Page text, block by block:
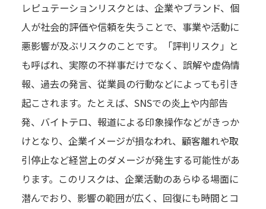
レピュテーションリスクとは、企業やブランド、個
人が社会的評価や信頼を失うことで、事業や活動に
悪影響が及ぶリスクのことです。「評判リスク」と
も呼ばれ、実際の不祥事だけでなく、誤解や虚偽情
報、過去の発言、従業員の行動などによっても引き
起こされます。たとえば、SNSでの炎上や内部告
発、バイトテロ、報道による印象操作などがきっか
けとなり、企業イメージが損なわれ、顧客離れや取
引停止など経営上のダメージが発生する可能性があ
ります。このリスクは、企業活動のあらゆる場面に
潜んでおり、影響の範囲が広く、回復にも時間とコ